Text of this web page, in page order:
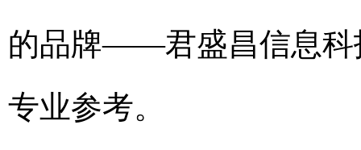
的品牌——君盛昌信息科
专业参考。